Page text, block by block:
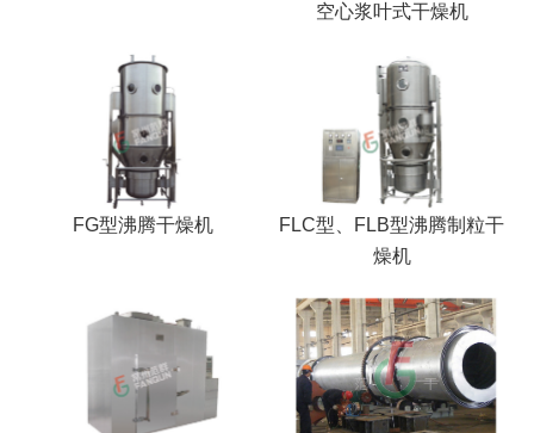
空心浆叶式干燥机
FG型沸腾干燥机
FLC型、FLB型沸腾制粒干
燥机